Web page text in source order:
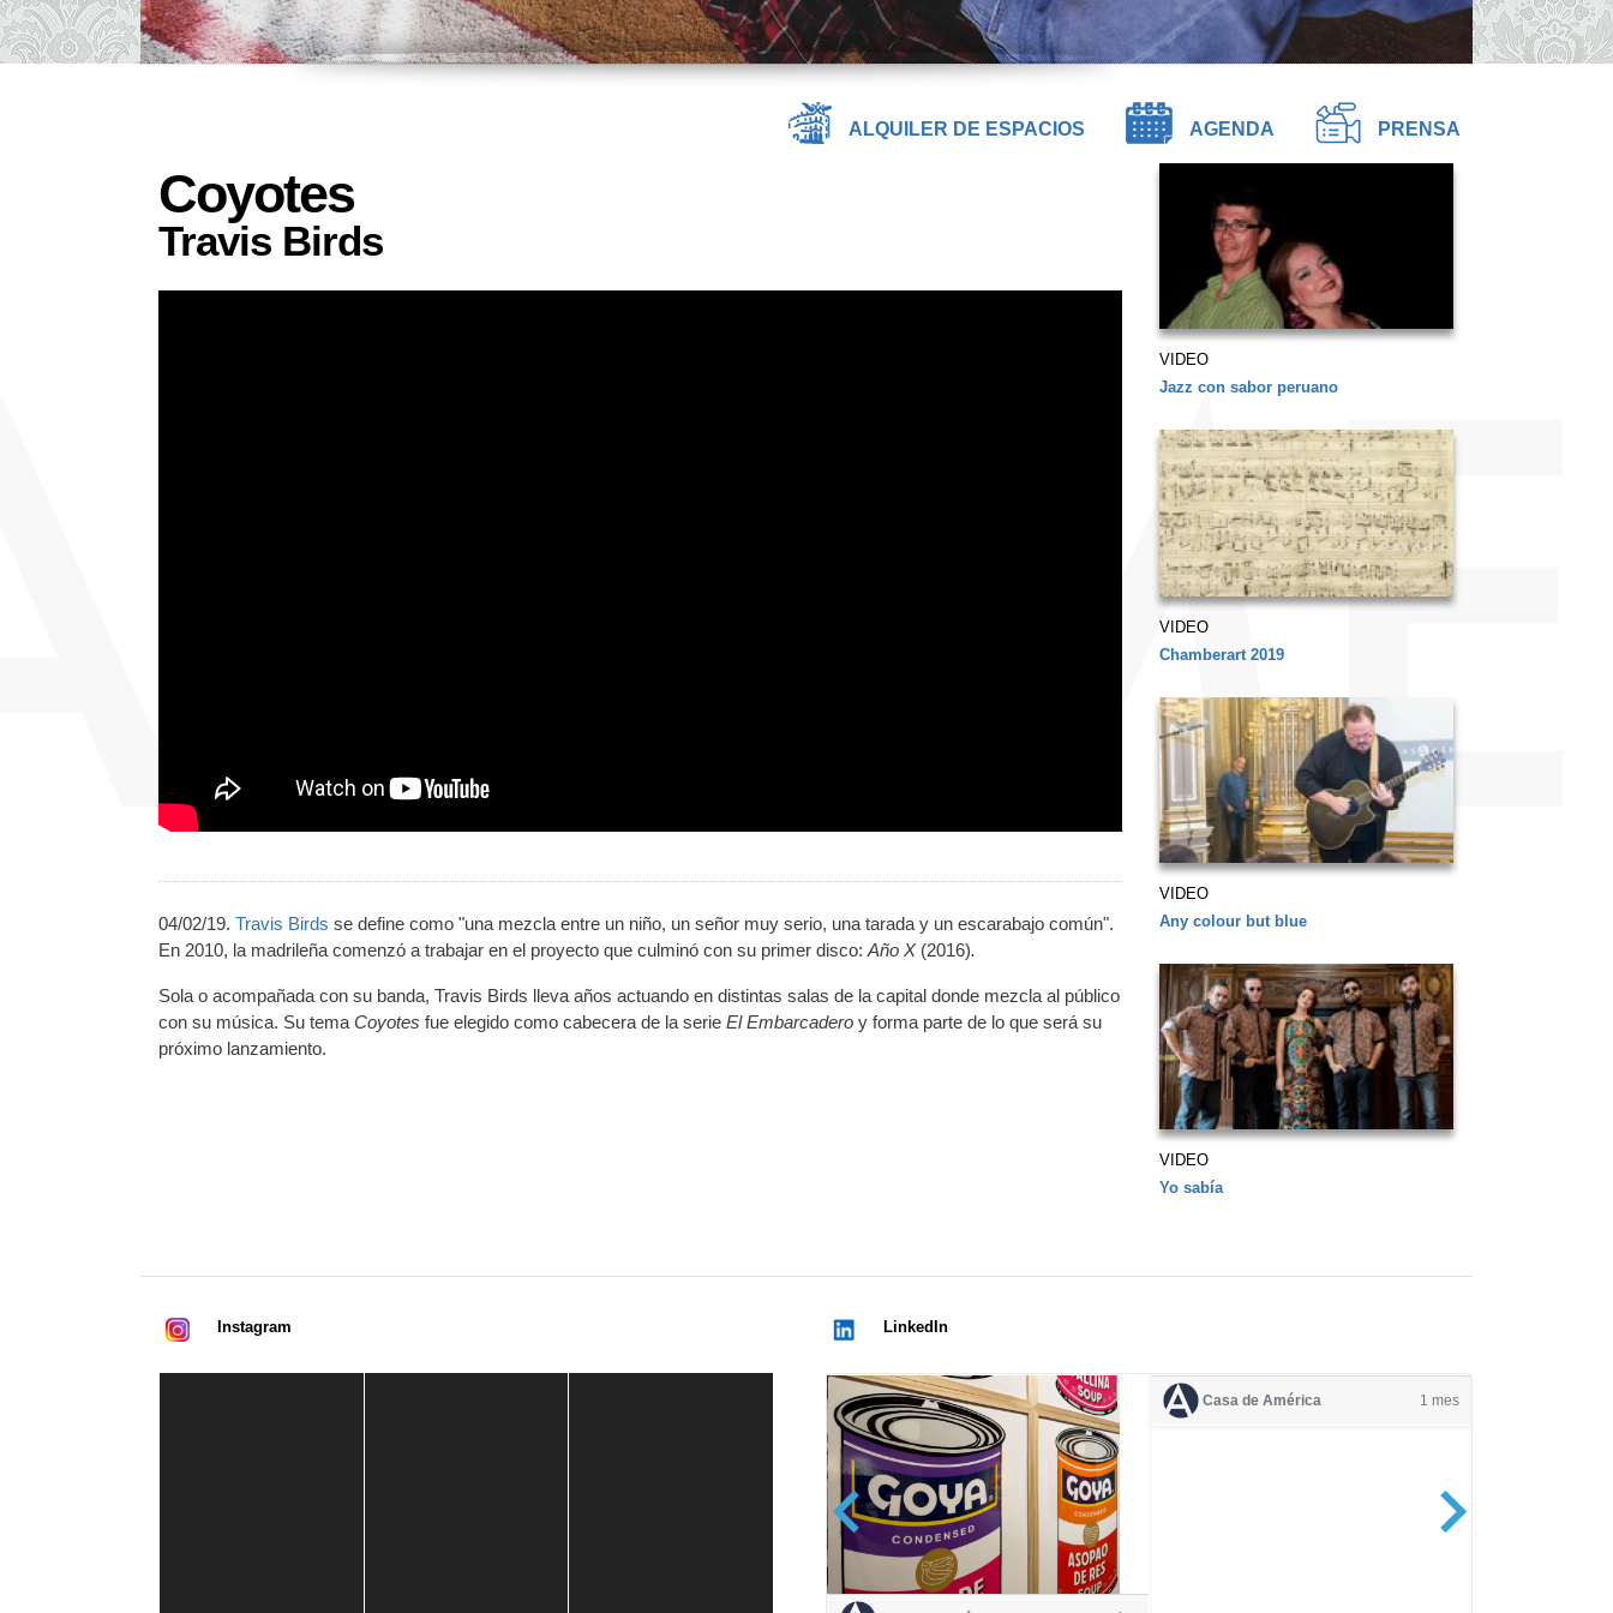
ALQUILER DE ESPACIOS AGENDA PRENSA
Coyotes
Travis Birds
04/02/19. Travis Birds se define como "una mezcla entre un niño, un señor muy serio, una tarada y un escarabajo común".
En 2010, la madrileña comenzó a trabajar en el proyecto que culminó con su primer disco: Año X (2016).
Sola o acompañada con su banda, Travis Birds lleva años actuando en distintas salas de la capital donde mezcla al público
con su música. Su tema Coyotes fue elegido como cabecera de la serie El Embarcadero y forma parte de lo que será su
próximo lanzamiento.
VIDEO
Jazz con sabor peruano
VIDEO
Chamberart 2019
VIDEO
Any colour but blue
VIDEO
Yo sabía
Instagram LinkedIn
Casa de América 1 mes